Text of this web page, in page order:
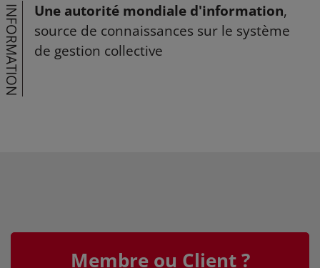
INFORMATION Une autorité mondiale d'information,
source de connaissances sur le système
de gestion collective
Membre ou Client ?